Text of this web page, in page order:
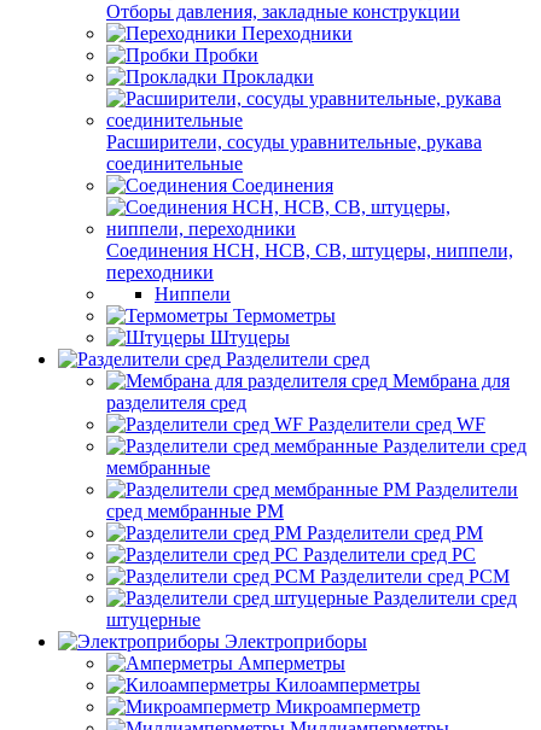
Отборы давления, закладные конструкции
Переходники
Пробки
Прокладки
Расширители, сосуды уравнительные, рукава
соединительные
Соединения
Соединения НСН, НСВ, СВ, штуцеры, ниппели,
переходники
Ниппели
Термометры
Штуцеры
Разделители сред
Мембрана для
разделителя сред
Разделители сред WF
Разделители сред
мембранные
Разделители
сред мембранные РМ
Разделители сред РМ
Разделители сред РС
Разделители сред РСМ
Разделители сред
штуцерные
Электроприборы
Амперметры
Килоамперметры
Микроамперметр